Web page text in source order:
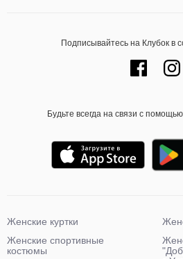
Подписывайтесь на Клубок в
Будьте всегда на связи с
Женские куртки
Женские спортивные
костюмы